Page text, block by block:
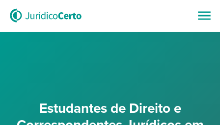
Estudantes de Direito e